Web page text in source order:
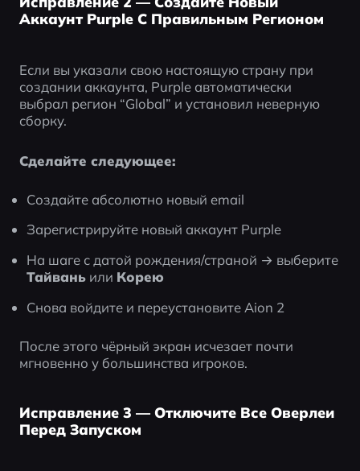
Аккаунт Purple С Правильным Регионом
Если вы указали свою настоящую страну при
создании аккаунта, Purple автоматически
выбрал регион “Global” и установил неверную
сборку.
Сделайте следующее:
Создайте абсолютно новый email
Зарегистрируйте новый аккаунт Purple
Тайвань или Корею
Снова войдите и переустановите Aion 2
После этого чёрный экран исчезает почти
мгновенно у большинства игроков.
Исправление 3 — Отключите Все Оверлеи
Перед Запуском